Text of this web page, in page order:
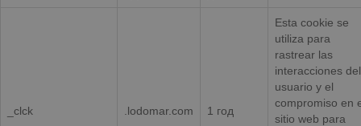
_clck .lodomar.com 1 год
Esta cookie se
utiliza para
rastrear las
interacciones del
usuario y el
compromiso en
sitio web para